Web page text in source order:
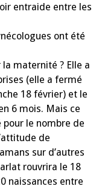
entraide entre les
ont été
maternité ? Elle a
(elle a fermé
18 février) et le
6 mois. Mais ce
le nombre de
de
sur d’autres
rouvrira le 18
naissances entre